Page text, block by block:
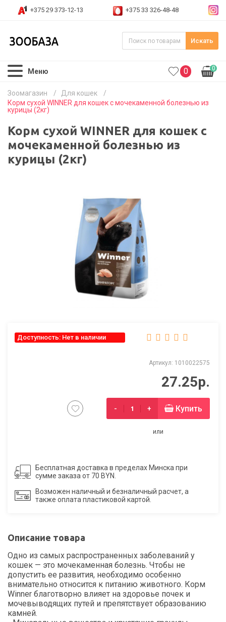
+375 29 373-12-13 +375 33 326-48-48
Искать
Меню 0 0
Зоомагазин / Для кошек
/
Корм сухой WINNER для кошек с мочекаменной болезнью из
курицы (2кг)
Корм сухой WINNER для кошек с
мочекаменной болезнью из
курицы (2кг)
Доступность: Нет в наличии
Артикул: 1010022575
27.25р.
- + Купить
или
Бесплатная доставка в пределах Минска при
сумме заказа от 70 BYN.
Возможен наличный и безналичный расчет, а
также оплата пластиковой картой.
Описание товара
Одно из самых распространенных заболеваний у
кошек — это мочекаменная болезнь. Чтобы не
допустить ее развития, необходимо особенно
внимательно относится к питанию животного. Корм
Winner благотворно влияет на здоровье почек и
мочевыводящих путей и препятствует образованию
камней.